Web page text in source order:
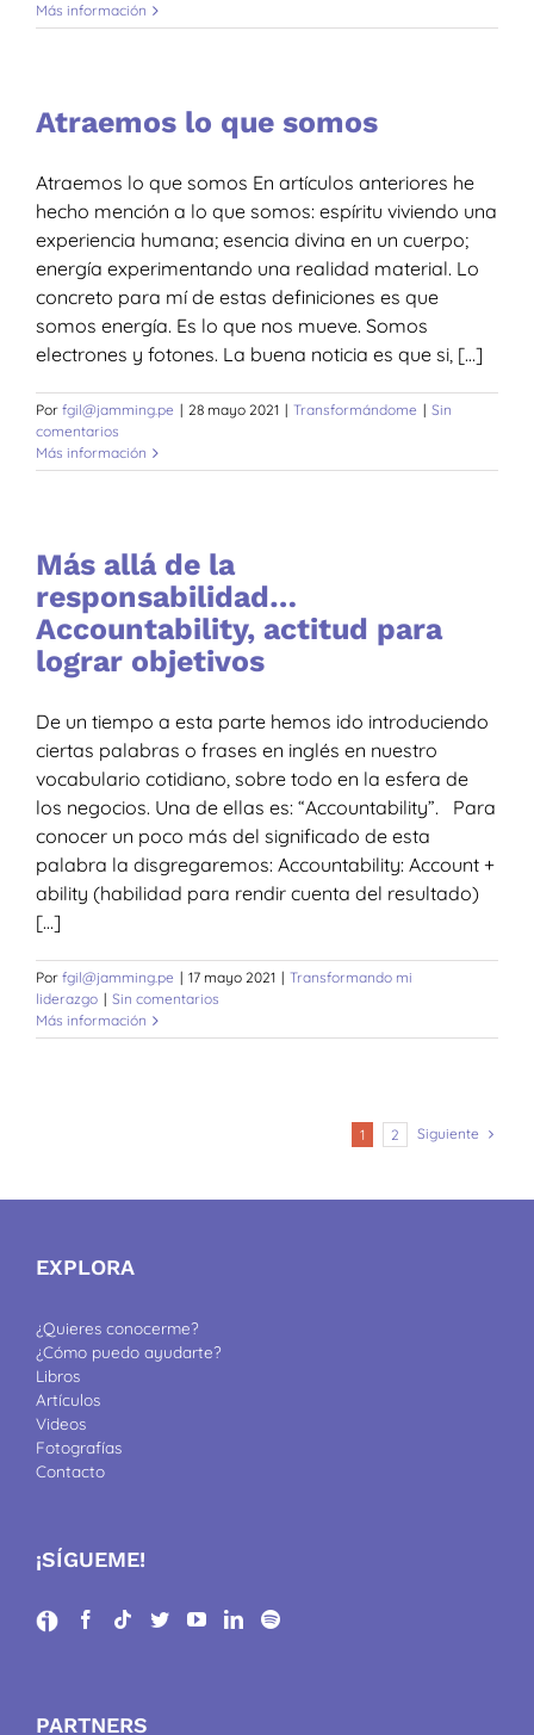
Más información
Atraemos lo que somos
Atraemos lo que somos En artículos anteriores he
hecho mención a lo que somos: espíritu viviendo una
experiencia humana; esencia divina en un cuerpo;
energía experimentando una realidad material. Lo
concreto para mí de estas definiciones es que
somos energía. Es lo que nos mueve. Somos
electrones y fotones. La buena noticia es que si, [...]
Por fgil@jamming.pe | 28 mayo 2021 | Transformándome | Sin
comentarios
Más información
Más allá de la
responsabilidad…
Accountability, actitud para
lograr objetivos
De un tiempo a esta parte hemos ido introduciendo
ciertas palabras o frases en inglés en nuestro
vocabulario cotidiano, sobre todo en la esfera de
los negocios. Una de ellas es: “Accountability”. Para
conocer un poco más del significado de esta
palabra la disgregaremos: Accountability: Account +
ability (habilidad para rendir cuenta del resultado)
[...]
Por fgil@jamming.pe | 17 mayo 2021 | Transformando mi
liderazgo | Sin comentarios
Más información
1 2 Siguiente
EXPLORA
¿Quieres conocerme?
¿Cómo puedo ayudarte?
Libros
Artículos
Videos
Fotografías
Contacto
¡SÍGUEME!
PARTNERS